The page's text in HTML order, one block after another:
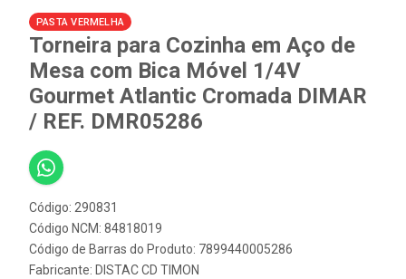
PASTA VERMELHA
Torneira para Cozinha em Aço de
Mesa com Bica Móvel 1/4V
Gourmet Atlantic Cromada DIMAR
/ REF. DMR05286
Código: 290831
Código NCM: 84818019
Código de Barras do Produto: 7899440005286
Fabricante: DISTAC CD TIMON